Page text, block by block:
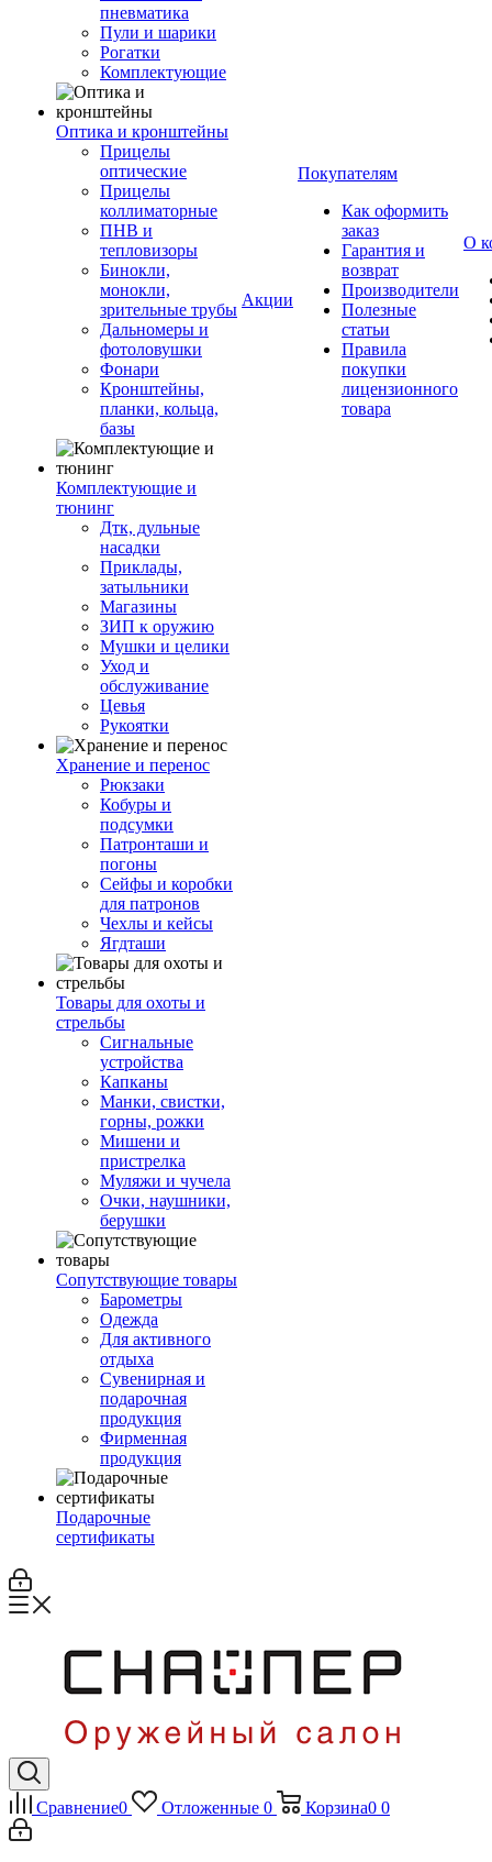
пневматика
Пули и шарики
Рогатки
Комплектующие
Оптика и кронштейны
Прицелы
оптические
Прицелы
коллиматорные
ПНВ и
тепловизоры
Бинокли,
монокли,
зрительные трубы
Дальномеры и
фотоловушки
Фонари
Кронштейны,
планки, кольца,
базы
Комплектующие и
тюнинг
Дтк, дульные
насадки
Приклады,
затыльники
Магазины
ЗИП к оружию
Мушки и целики
Уход и
обслуживание
Цевья
Рукоятки
Хранение и перенос
Рюкзаки
Кобуры и
подсумки
Патронташи и
погоны
Сейфы и коробки
для патронов
Чехлы и кейсы
Ягдташи
Товары для охоты и
стрельбы
Сигнальные
устройства
Капканы
Манки, свистки,
горны, рожки
Мишени и
пристрелка
Муляжи и чучела
Очки, наушники,
берушки
Сопутствующие товары
Барометры
Одежда
Для активного
отдыха
Сувенирная и
подарочная
продукция
Фирменная
продукция
Подарочные
сертификаты
Акции
Покупателям
Как оформить
заказ
Гарантия и
возврат
Производители
Полезные
статьи
Правила
покупки
лицензионного
товара
О
Сравнение0 Отложенные 0 Корзина0 0